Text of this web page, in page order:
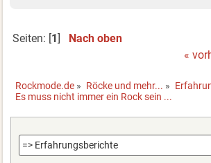
Seiten: [1] Nach oben
«
Rockmode.de » Röcke und mehr... »
Es muss nicht immer ein Rock sein ...